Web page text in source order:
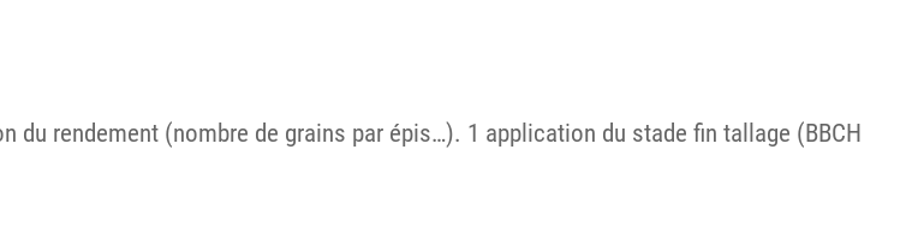
rendement (nombre de grains par épis…). 1 application du stade fin tallage (BBCH